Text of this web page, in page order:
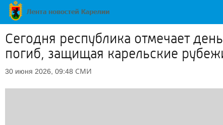
Сегодня республика отмечает
погиб, защищая карельские
30 июня 2026, 09:48 СМИ